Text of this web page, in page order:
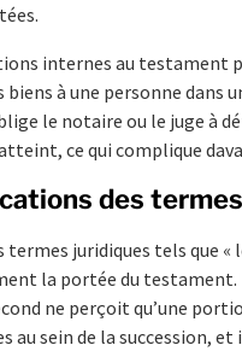
internes au testament
à une personne dans
le notaire ou le juge à
ce qui complique
des
termes juridiques tels que
la portée du
ne perçoit qu’une
au sein de la succession,